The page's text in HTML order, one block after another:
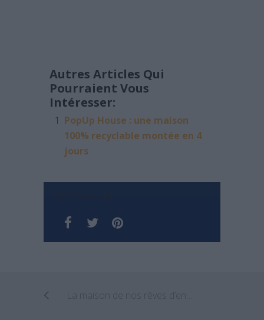
Autres Articles Qui
Pourraient Vous
Intéresser:
PopUp House : une maison
100% recyclable montée en 4
jours